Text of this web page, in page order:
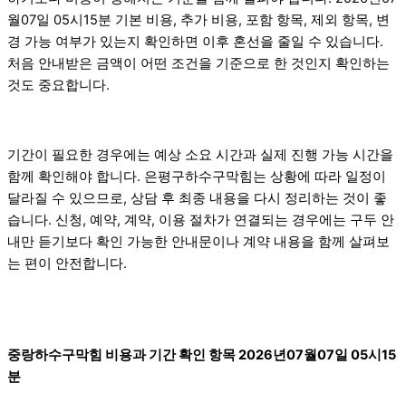
월07일 05시15분 기본 비용, 추가 비용, 포함 항목, 제외 항목, 변
경 가능 여부가 있는지 확인하면 이후 혼선을 줄일 수 있습니다.
처음 안내받은 금액이 어떤 조건을 기준으로 한 것인지 확인하는
것도 중요합니다.
기간이 필요한 경우에는 예상 소요 시간과 실제 진행 가능 시간을
함께 확인해야 합니다. 은평구하수구막힘는 상황에 따라 일정이
달라질 수 있으므로, 상담 후 최종 내용을 다시 정리하는 것이 좋
습니다. 신청, 예약, 계약, 이용 절차가 연결되는 경우에는 구두 안
내만 듣기보다 확인 가능한 안내문이나 계약 내용을 함께 살펴보
는 편이 안전합니다.
중랑하수구막힘 비용과 기간 확인 항목 2026년07월07일 05시15
분